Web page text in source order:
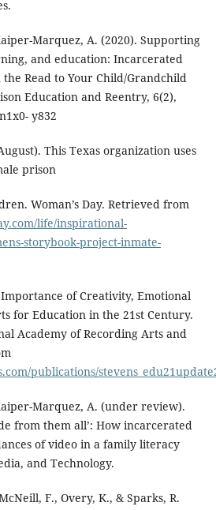
Marquez, A. (2020). Supporting
and education: Incarcerated
Read to Your Child/Grandchild
Education and Reentry, 6(2),
y832
This Texas organization uses
prison
Woman’s Day. Retrieved from
life/inspirational-
storybook-project-inmate-
Importance of Creativity, Emotional
for Education in the 21st Century.
Academy of Recording Arts and
publications/
Marquez, A. (under review).
from them all’: How incarcerated
of video in a family literacy
and Technology.
F., Overy, K., & Sparks, R.